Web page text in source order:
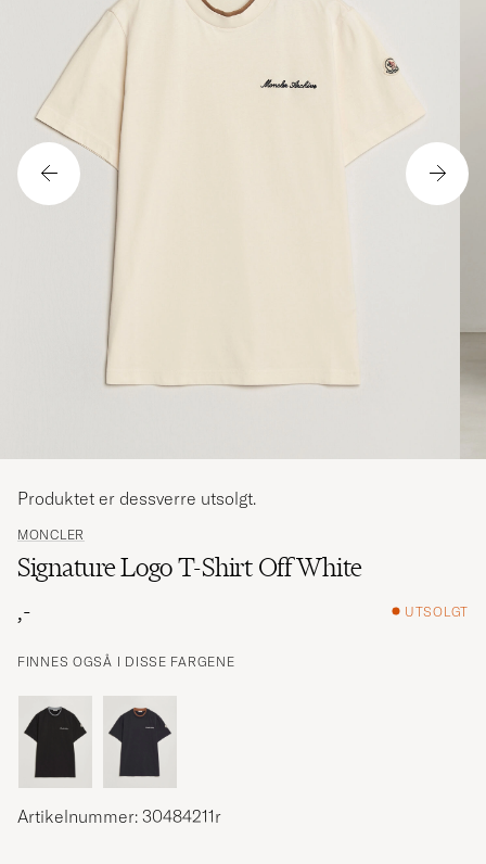
MONCLER
Signature Logo T-Shirt Off White
,-
UTSOLGT
FINNES OGSÅ I DISSE FARGENE
Produktet er dessverre utsolgt.
Artikelnummer: 30484211r